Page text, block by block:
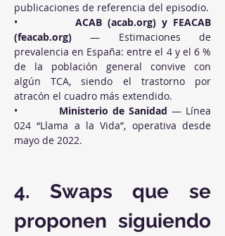
publicaciones de referencia del episodio.
• ACAB (acab.org) y FEACAB
(feacab.org) — Estimaciones de
prevalencia en España: entre el 4 y el 6 %
de la población general convive con
algún TCA, siendo el trastorno por
atracón el cuadro más extendido.
• Ministerio de Sanidad — Línea
024 “Llama a la Vida”, operativa desde
mayo de 2022.
4. Swaps que se
proponen siguiendo